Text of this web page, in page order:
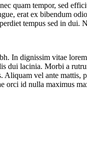
quam tempor, sed
erat ex bibendum
tempus sed in dui.
In dignissim vitae
lacinia. Morbi a
vel ante
orci id nulla maximus